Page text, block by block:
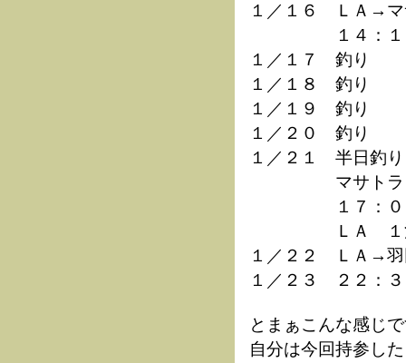
１／１６ ＬＡ→
１４：１５
１／１７ 釣り
１／１８ 釣り
１／１９ 釣り
１／２０ 釣り
１／２１ 半日釣り
マサトラン→
１７：０４
ＬＡ １泊（ダ
１／２２ ＬＡ→
１／２３ ２２：
とまぁこんな感じ
自分は今回持参し